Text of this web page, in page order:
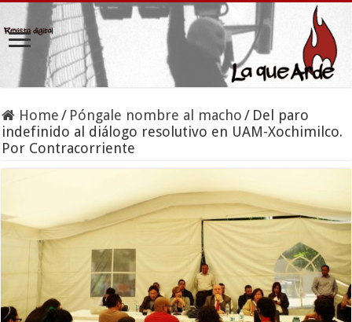
Home / Póngale nombre al macho / Del paro
indefinido al diálogo resolutivo en UAM-Xochimilco.
Por Contracorriente